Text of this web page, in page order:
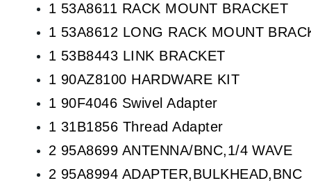
1 53A8611 RACK MOUNT BRACKET
1 53A8612 LONG RACK MOUNT
1 53B8443 LINK BRACKET
1 90AZ8100 HARDWARE KIT
1 90F4046 Swivel Adapter
1 31B1856 Thread Adapter
2 95A8699 ANTENNA/BNC,1/4 WAVE
2 95A8994 ADAPTER,BULKHEAD,BNC